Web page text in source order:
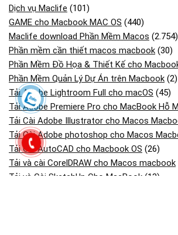
Dịch vụ Maclife (101)
GAME cho Macbook MAC OS (440)
Maclife download Phần Mềm Macos (2.754)
Phần mềm cần thiết macos macbook (30)
Phần Mềm Đồ Họa & Thiết Kế cho
Phần Mềm Quản Lý Dự Án trên Macbook (2)
Tải Adobe Lightroom Full cho macOS (45)
Tải Adobe Premiere Pro cho MacBook Hỗ
Tải Cài Adobe Illustrator cho Macos
Tải Cài Adobe photoshop cho Macos
Tải Cài AutoCAD cho Macbook OS (26)
Tải và cài CorelDRAW cho Macos macbook
Tải và Cài SketchUp Cho MacBook (13)